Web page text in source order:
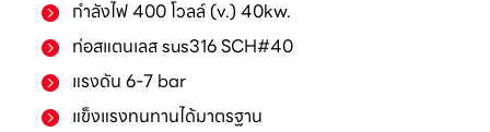
กำลังไฟ 400 โวลล์ (v.) 40kw.
ท่อสแตนเลส sus316 SCH#40
แรงดัน 6-7 bar
แข็งแรงทนทานได้มาตรฐาน